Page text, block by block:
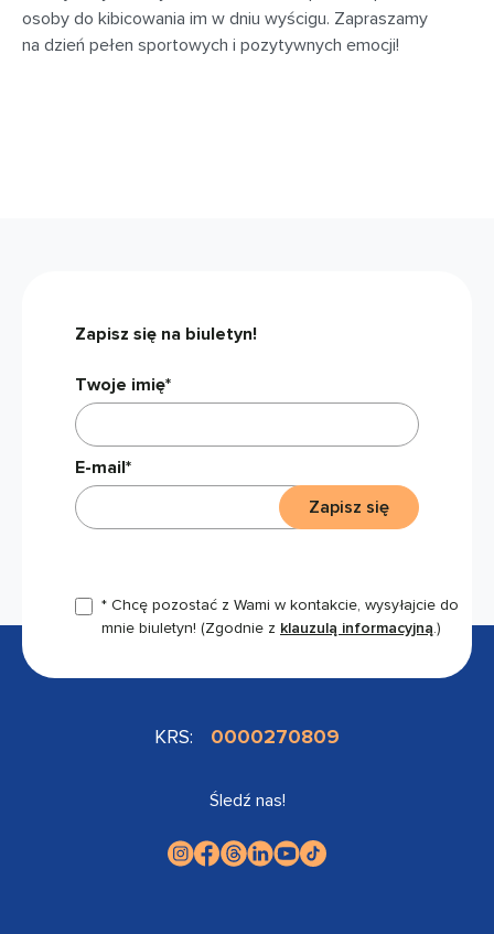
osoby do kibicowania im w dniu wyścigu. Zapraszamy
na dzień pełen sportowych i pozytywnych emocji!
Zapisz się na biuletyn!
Twoje imię*
E-mail*
* Chcę pozostać z Wami w kontakcie, wysyłajcie do
mnie biuletyn! (Zgodnie z klauzulą informacyjną.)
Zapisz się
KRS: 0000270809
Śledź nas!